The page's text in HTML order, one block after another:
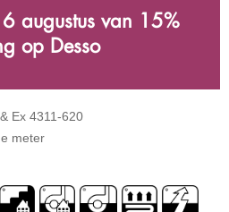
augustus van 15%
op Desso
Ex 4311-620
meter